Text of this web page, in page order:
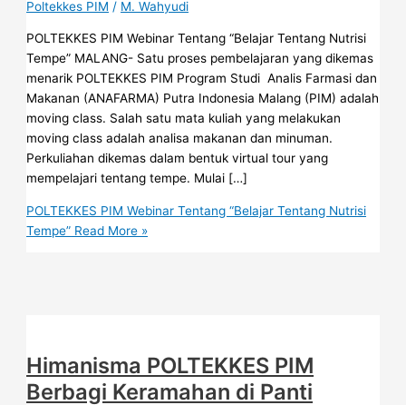
Poltekkes PIM / M. Wahyudi
POLTEKKES PIM Webinar Tentang “Belajar Tentang Nutrisi
Tempe” MALANG- Satu proses pembelajaran yang dikemas
menarik POLTEKKES PIM Program Studi Analis Farmasi dan
Makanan (ANAFARMA) Putra Indonesia Malang (PIM) adalah
moving class. Salah satu mata kuliah yang melakukan
moving class adalah analisa makanan dan minuman.
Perkuliahan dikemas dalam bentuk virtual tour yang
mempelajari tentang tempe. Mulai […]
POLTEKKES PIM Webinar Tentang “Belajar Tentang Nutrisi
Tempe” Read More »
Himanisma POLTEKKES PIM
Berbagi Keramahan di Panti